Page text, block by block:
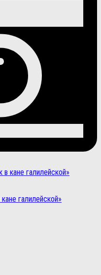
галилейской»